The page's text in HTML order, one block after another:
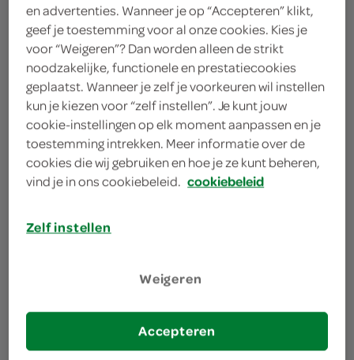
Volg SPAR op twitter
Volg SPAR op facebook
Volg SPAR op instagram
SPARformule
en advertenties. Wanneer je op “Accepteren” klikt,
geef je toestemming voor al onze cookies. Kies je
voor “Weigeren”? Dan worden alleen de strikt
noodzakelijke, functionele en prestatiecookies
geplaatst. Wanneer je zelf je voorkeuren wil instellen
kun je kiezen voor “zelf instellen”. Je kunt jouw
cookie-instellingen op elk moment aanpassen en je
toestemming intrekken. Meer informatie over de
cookies die wij gebruiken en hoe je ze kunt beheren,
vind je in ons cookiebeleid. cookiebeleid
Zelf instellen
Weigeren
Accepteren